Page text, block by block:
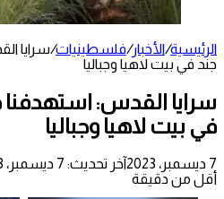
الرئيسية/الأخبار/فلسطينيات/سرايا
جند في بيت لاهيا وجباليا
سرايا القدس: استهدفنا
في بيت لاهيا وجباليا
7 ديسمبر، 2023
آخر تحديث: 7 ديسمبر، 2023
أقل من دقيقة